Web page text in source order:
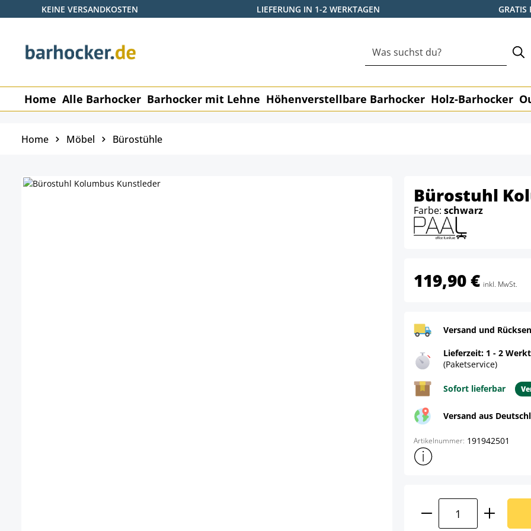
Hauptinhalt springen
Zur Suche springen
Zur Hauptnavigation springen
KEINE VERSANDKOSTEN LIEFERUNG IN 1-2 WERKTAGEN GRATIS
Home Alle Barhocker Barhocker mit Lehne Höhenverstellbare Barhocker Holz-Barhocker
Home Möbel Bürostühle
Bürostuhl
Farbe: schwarz
119,90 € inkl. MwSt.
Versand und
Lieferzeit: 1 - 2
(Paketservice)
Sofort lieferbar
Versand aus
Artikelnummer: 191942501
Weitere
Produkt Anzahl: